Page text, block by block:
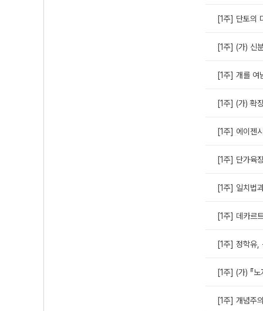
[1주] 단토의
[1주] (가) 신
[1주] 개를 여
[1주] (가) 확
[1주] 에이젠
[1주] 단가육
[1주] 일치법
[1주] 데카르
[1주] 정학유,
[1주] (가) 『
[1주] 개념주